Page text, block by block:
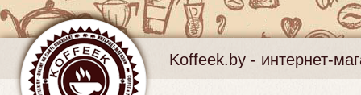
Koffeek.by - интернет-